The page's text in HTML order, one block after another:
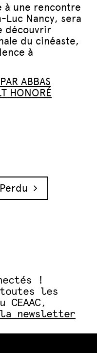
à une rencontre
Luc Nancy, sera
découvrir
du cinéaste,
à
ABBAS
HONORÉ
articles
Perdu
!
les
newsletter